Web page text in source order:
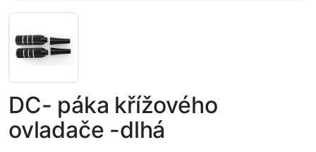
DC- páka křížového
ovladače -dlhá